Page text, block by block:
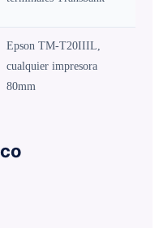
Epson TM-T20IIIL,
cualquier impresora
80mm